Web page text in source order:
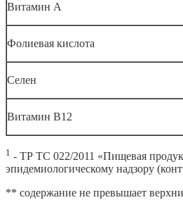
Витамин А
Фолиевая кислота
Селен
Витамин В12
1 - ТР ТС 022/2011 «Пищевая
эпидемиологическому надзору
** содержание не превышает